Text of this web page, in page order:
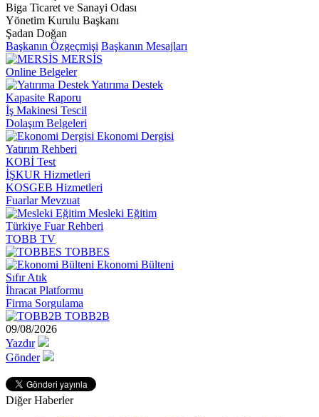
Biga Ticaret ve Sanayi Odası
Yönetim Kurulu Başkanı
Şadan Doğan
Başkanın Özgeçmişi Başkanın Mesajları
MERSİS
Online Belgeler
Yatırıma Destek
Kapasite Raporu
İş Makinesi Tescil
Dolaşım Belgeleri
Ekonomi Dergisi
Yatırım Rehberi
KOBİ Test
İŞKUR Hizmetleri
KOSGEB Hizmetleri
Fuarlar Mevzuat
Mesleki Eğitim
Türkiye Fuar Rehberi
TOBB TV
TOBBES
Ekonomi Bülteni
Sıfır Atık
İhracat Platformu
Firma Sorgulama
TOBB2B
09/08/2026
Yazdır
Gönder
Diğer Haberler